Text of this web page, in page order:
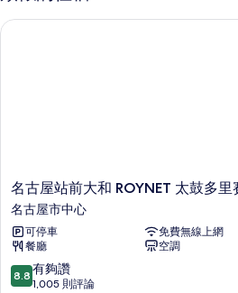
房
名
古
屋
站
前
大
和
名古屋站前大和 ROYNET 太鼓多里
名古屋市中心
可停車
免費無線上網
餐廳
空調
8.8
分，
8.8 有夠讚
1,005 則評論
名古屋站前大和 ROYNET 太鼓多里賽